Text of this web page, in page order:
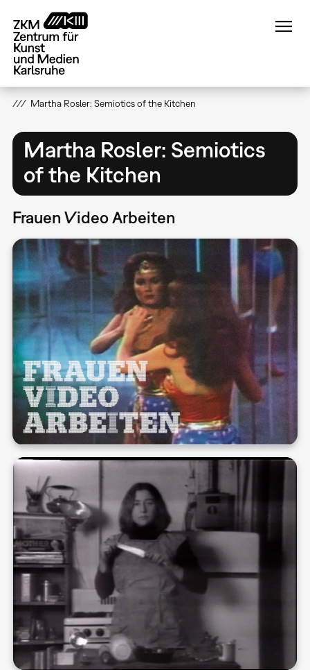
zum
Inhalt
Martha Rosler: Semiotics of the Kitchen
Martha Rosler: Semiotics
of the Kitchen
Frauen Video Arbeiten